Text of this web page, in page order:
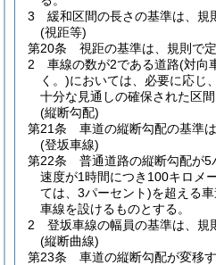
3
緩和区間の長さの基準は、規
(視距等)
第20条
視距の基準は、規則で定
2
車線の数が2である道路(対向
く。)においては、必要に応じ
十分な見通しの確保された区間
(縦断勾配)
第21条
車道の縦断勾配の基準
(登坂車線)
第22条
普通道路の縦断勾配が5
速度が1時間につき100キロメ
ては、3パーセント)を超える
車線を設けるものとする。
2
登坂車線の幅員の基準は、規
(縦断曲線)
第23条
車道の縦断勾配が変移